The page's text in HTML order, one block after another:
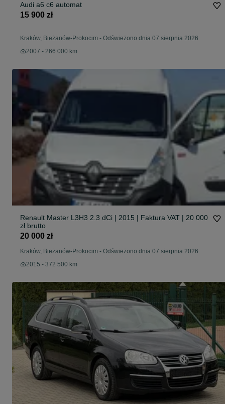
Audi a6 c6 automat
15 900 zł
Kraków, Bieżanów-Prokocim - Odświeżono dnia 07 sierpnia 2026
2007 - 266 000 km
Renault Master L3H3 2.3 dCi | 2015 | Faktura VAT | 20 000
zł brutto
20 000 zł
Kraków, Bieżanów-Prokocim - Odświeżono dnia 07 sierpnia 2026
2015 - 372 500 km